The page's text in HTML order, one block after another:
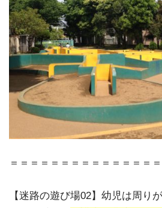
＝＝＝＝＝＝＝＝＝＝＝＝＝＝＝
【迷路の遊び場02】幼児は周り